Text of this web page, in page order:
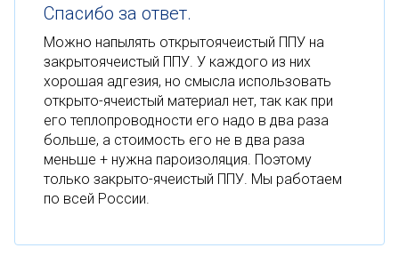
Спасибо за ответ.
Можно напылять открытоячеистый ППУ на
закрытоячеистый ППУ. У каждого из них
хорошая адгезия, но смысла использовать
открыто-ячеистый материал нет, так как при
его теплопроводности его надо в два раза
больше, а стоимость его не в два раза
меньше + нужна пароизоляция. Поэтому
только закрыто-ячеистый ППУ. Мы работаем
по всей России.